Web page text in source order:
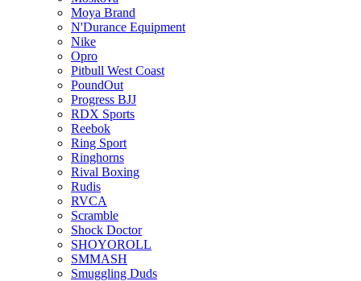
Moya Brand
N'Durance Equipment
Nike
Opro
Pitbull West Coast
PoundOut
Progress BJJ
RDX Sports
Reebok
Ring Sport
Ringhorns
Rival Boxing
Rudis
RVCA
Scramble
Shock Doctor
SHOYOROLL
SMMASH
Smuggling Duds